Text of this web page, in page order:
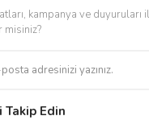
kampanya ve
misiniz?
Takip Edin